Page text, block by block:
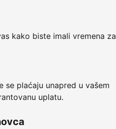
kako biste imali vremena za
plaćaju unapred u vašem
uplatu.